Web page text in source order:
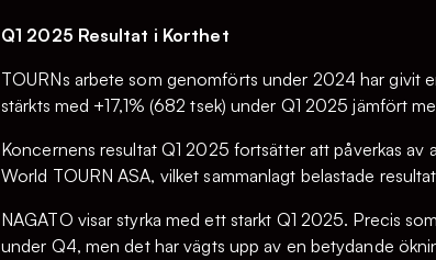
Q1 2025 Resultat i Korthet
TOURNs arbete som genomförts under 2024 har givit
stärkts med +17,1% (682 tsek) under Q1 2025 jämfört
Koncernens resultat Q1 2025 fortsätter att påverkas
World TOURN ASA, vilket sammanlagt belastade
NAGATO visar styrka med ett starkt Q1 2025. Precis
under Q4, men det har vägts upp av en betydande